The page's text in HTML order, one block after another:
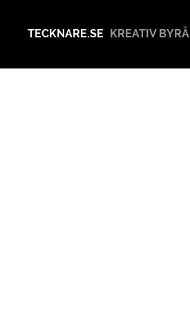
TECKNARE.SE KREATIV BYRÅ